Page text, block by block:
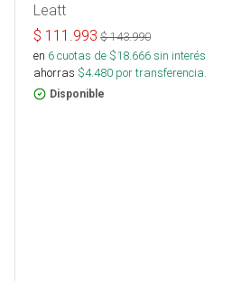
Leatt
$ 111.993 $143.990
en 6cuotas de $18.666sin interés
ahorras $4.480 por transferencia.
Disponible